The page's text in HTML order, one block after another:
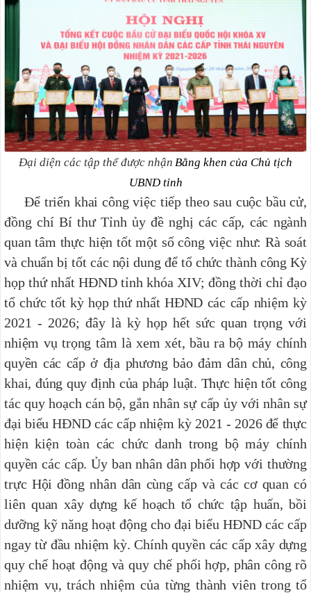
Đại diện các tập thể được nhận Bằng khen của Chủ tịch
UBND tỉnh
Để triển khai công việc tiếp theo sau cuộc bầu cử,
đồng chí Bí thư Tỉnh ủy đề nghị các cấp, các ngành
quan tâm thực hiện tốt một số công việc như: Rà soát
và chuẩn bị tốt các nội dung để tổ chức thành công Kỳ
họp thứ nhất HĐND tỉnh khóa XIV; đồng thời chỉ đạo
tổ chức tốt kỳ họp thứ nhất HĐND các cấp nhiệm kỳ
2021 - 2026; đây là kỳ họp hết sức quan trọng với
nhiệm vụ trọng tâm là xem xét, bầu ra bộ máy chính
quyền các cấp ở địa phương bảo đảm dân chủ, công
khai, đúng quy định của pháp luật. Thực hiện tốt công
tác quy hoạch cán bộ, gắn nhân sự cấp ủy với nhân sự
đại biểu HĐND các cấp nhiệm kỳ 2021 - 2026 để thực
hiện kiện toàn các chức danh trong bộ máy chính
quyền các cấp. Ủy ban nhân dân phối hợp với thường
trực Hội đồng nhân dân cùng cấp và các cơ quan có
liên quan xây dựng kế hoạch tổ chức tập huấn, bồi
dưỡng kỹ năng hoạt động cho đại biểu HĐND các cấp
ngay từ đầu nhiệm kỳ. Chính quyền các cấp xây dựng
quy chế hoạt động và quy chế phối hợp, phân công rõ
nhiệm vụ, trách nhiệm của từng thành viên trong tổ